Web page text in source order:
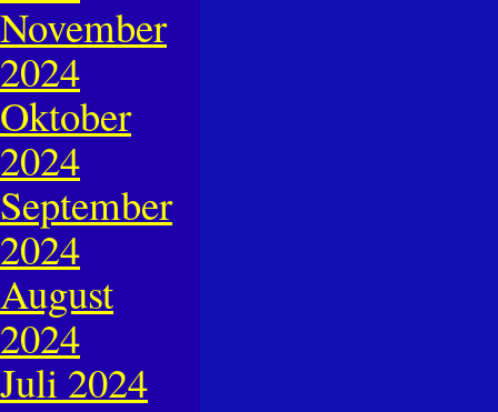
November
2024
Oktober
2024
September
2024
August
2024
Juli 2024